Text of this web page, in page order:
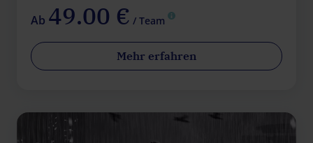
Ab 49.00 € / Team
Mehr erfahren